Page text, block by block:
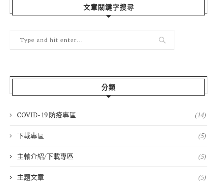
文章關鍵字搜尋
分類
COVID-19 防疫專區 (14)
下載專區 (5)
主軸介紹/下載專區 (5)
主題文章 (5)